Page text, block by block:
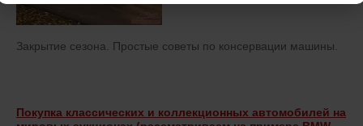
Закрытие сезона. Простые советы по консервации машины.
Покупка классических и коллекционных автомобилей на